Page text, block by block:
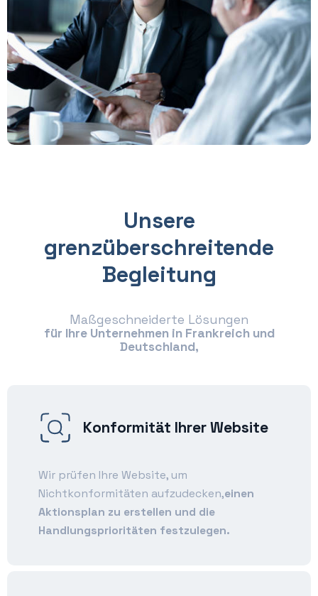
Unsere
grenzüberschreitende
Begleitung
Maßgeschneiderte Lösungen
für Ihre Unternehmen in Frankreich und
Deutschland,
Konformität Ihrer Website
Wir prüfen Ihre Website, um
Nichtkonformitäten aufzudecken,einen
Aktionsplan zu erstellen und die
Handlungsprioritäten festzulegen.